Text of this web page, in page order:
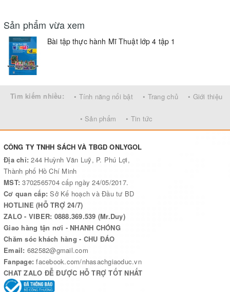
làm trung tâm; kích thích sự tương tác, tư duy sáng tạo và phát
triển nhận thức, từ đó giúp các em hình thành và phát triển ba
năng lực cốt lõi là:
Sáng tạo mĩ thuật, qua đó biểu đạt bản thân (suy nghĩ, tình cảm,
mong muốn,...).
Hiểu, cảm nhận và trân trọng sản phẩm/ tác phẩm mĩ thuật.
Giao tiếp/ trao đổi, tiếp nhận thông tin thông qua sản phẩm/ tác
phẩm mĩ thuật.
Bộ sách vận dụng các quy trình Mĩ thuật theo phương pháp dạy
học mới của Dự án ”Hỗ trợ giáo dục Mĩ thuật cấp Tiểu học”
(SEAPS) do Vương quốc Đan Mạch tài trợ, được biên soạn theo
các chủ đề ở từng khối lớp.
Trong mỗi chủ đề, các em được tiếp cận với kiến thức Mĩ thuật
thông qua các hoạt động tương tác với giáo viên và với các bạn
dưới các hình thức trải nghiệm, thực hành, vận dụng sáng tạo.
Sản phẩm vừa xem
Bài tập thực hành Mĩ Thuật lớp 4 tập 1
Tìm kiếm nhiều: • Tính năng nổi bật • Trang chủ • Giới thiệu
• Sản phẩm • Tin tức
CÔNG TY TNHH SÁCH VÀ TBGD ONLYGOL
Địa chỉ:244 Huỳnh Văn Luỹ, P. Phú Lợi,
Thành phố Hồ Chí Minh
MST:3702565704 cấp ngày 24/05/2017.
Cơ quan cấp:Sở Kế hoạch và Đầu tư BD
HOTLINE (HỖ TRỢ 24/7)
ZALO - VIBER: 0888.369.539 (Mr.Duy)
Giao hàng tận nơi - NHANH CHÓNG
Chăm sóc khách hàng - CHU ĐÁO
Email: 682582@gmail.com
Fanpage:facebook.com/nhasachgiaoduc.vn
CHAT ZALO ĐỄ ĐƯỢC HỖ TRỢ TỐT NHẤT